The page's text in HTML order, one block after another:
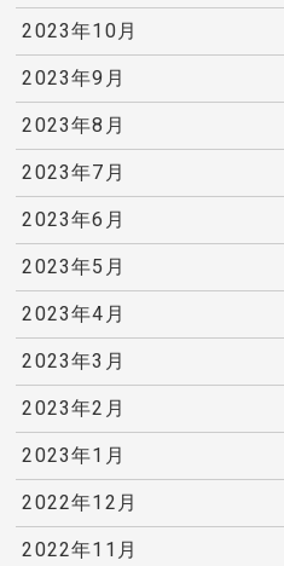
2023年10月
2023年9月
2023年8月
2023年7月
2023年6月
2023年5月
2023年4月
2023年3月
2023年2月
2023年1月
2022年12月
2022年11月